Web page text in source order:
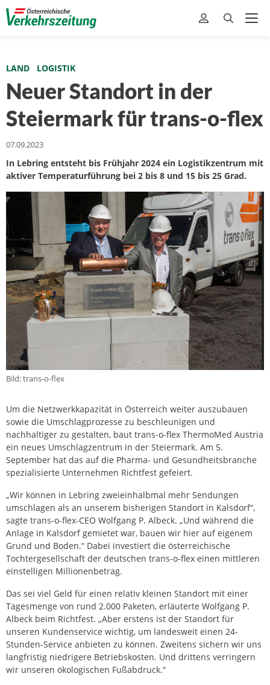
LAND LOGISTIK
Neuer Standort in der
Steiermark für trans-o-flex
07.09.2023
In Lebring entsteht bis Frühjahr 2024 ein Logistikzentrum mit
aktiver Temperaturführung bei 2 bis 8 und 15 bis 25 Grad.
Bild: trans-o-flex
Um die Netzwerkkapazität in Österreich weiter auszubauen
sowie die Umschlagprozesse zu beschleunigen und
nachhaltiger zu gestalten, baut trans-o-flex ThermoMed Austria
ein neues Umschlagzentrum in der Steiermark. Am 5.
September hat das auf die Pharma- und Gesundheitsbranche
spezialisierte Unternehmen Richtfest gefeiert.
„Wir können in Lebring zweieinhalbmal mehr Sendungen
umschlagen als an unserem bisherigen Standort in Kalsdorf“,
sagte trans-o-flex-CEO Wolfgang P. Albeck. „Und während die
Anlage in Kalsdorf gemietet war, bauen wir hier auf eigenem
Grund und Boden.“ Dabei investiert die österreichische
Tochtergesellschaft der deutschen trans-o-flex einen mittleren
einstelligen Millionenbetrag.
Das sei viel Geld für einen relativ kleinen Standort mit einer
Tagesmenge von rund 2.000 Paketen, erläuterte Wolfgang P.
Albeck beim Richtfest. „Aber erstens ist der Standort für
unseren Kundenservice wichtig, um landesweit einen 24-
Stunden-Service anbieten zu können. Zweitens sichern wir uns
langfristig niedrigere Betriebskosten. Und drittens verringern
wir unseren ökologischen Fußabdruck.“